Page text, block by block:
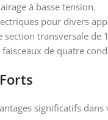
à basse tension.
pour divers
transversale de
de quatre
significatifs